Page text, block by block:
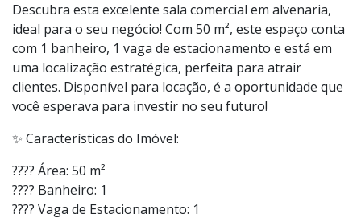
Descubra esta excelente sala comercial em alvenaria,
ideal para o seu negócio! Com 50 m², este espaço conta
com 1 banheiro, 1 vaga de estacionamento e está em
uma localização estratégica, perfeita para atrair
clientes. Disponível para locação, é a oportunidade que
você esperava para investir no seu futuro!
✨ Características do Imóvel:
???? Área: 50 m²
???? Banheiro: 1
???? Vaga de Estacionamento: 1